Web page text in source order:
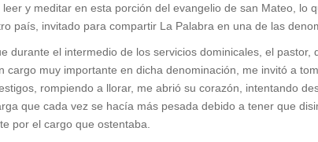
leer y meditar en esta porción del evangelio de san Mateo, lo
país, invitado para compartir La Palabra en una de las
durante el intermedio de los servicios dominicales, el
cargo muy importante en dicha denominación, me invitó a
rompiendo a llorar, me abrió su corazón, intentando
que cada vez se hacía más pesada debido a tener que
por el cargo que ostentaba.